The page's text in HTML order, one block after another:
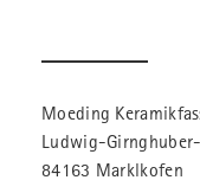
Moeding
Ludwig-
84163 Marklkofen